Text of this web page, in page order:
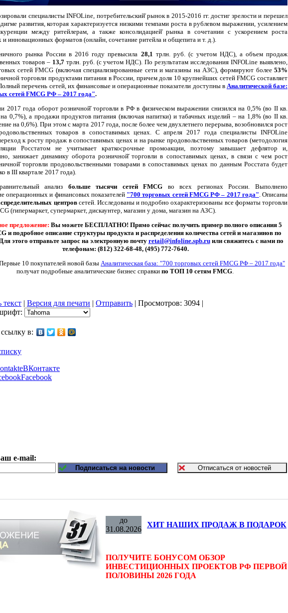
специалисты INFOLine, потребительский̆ рынок в 2015-2016 гг. достиг зрелости и перешел
развития, которая характеризуется низкими темпами роста в рублевом выражении, усилением
между ритейлерам, а также консолидацией̆ рынка в сочетании с ускорением роста
и инновационных форматов (онлайн, сочетание ритейла и общепита и т. д.).
рынка России в 2016 году превысила 28,1 трлн. руб. (с учетом НДС), а объем продаж
товаров – 13,7трлн. руб. (с учетом НДС). По результатам исследования INFOLine выявлено,
сетей FMCG (включая специализированные сети и магазины на АЗС), формируют более 53%
торговли продуктами питания в России, причем доля 10 крупнейших сетей FMCG составляет
перечень сетей, их финансовые и операционные показатели доступны в Аналитической базе:
сетей FMCG РФ – 2017 года".
2017 года оборот розничной̆ торговли в РФ в физическом выражении снизился на 0,5% (во II кв.
0,7%), а продажи продуктов питания (включая напитки) и табачных изделий – на 1,8% (во II кв.
на 0,6%). При этом с марта 2017 года, после более чем двухлетнего перерыва, возобновился рост
товаров в сопоставимых ценах. С апреля 2017 года специалисты INFOLine
к росту продаж в сопоставимых ценах и на рынке продовольственных товаров (методология
Росстатом не учитывает краткосрочные промоакции, поэтому завышает дефлятор и,
занижает динамику оборота розничной̆ торговли в сопоставимых ценах, в связи с чем рост
торговли продовольственными товарами в сопоставимых ценах по данным Росстата будет
в III квартале 2017 года).
анализ больше тысячи сетей FMCG во всех регионах России. Выполнено
операционных и финансовых показателей "700 торговых сетей FMCG РФ – 2017 года". Описаны
центровсетей. Исследованы и подробно охарактеризованы все форматы торговли
(гипермаркет, супермаркет, дискаунтер, магазин у дома, магазин на АЗС).
предложение: Вы можете БЕСПЛАТНО! Прямо сейчас получить пример полного описания 5
и подробное описание структуры продукта и распределения количества сетей и магазинов по
этого отправьте запрос на электронную почту retail@infoline.spb.ruили свяжитесь с нами по
телефонам: (812) 322-68-48, (495) 772-7640.
10 покупателей новой базы Аналитическая база: "700 торговых сетей FMCG РФ – 2017 года"
получат подробные аналитические бизнес справки по ТОП 10 сетям FMCG.
текст | Версия для печати | Отправить | Просмотров: 3094 |
в:
ВКонтакте
Facebook
e-mail:
до
31.08.2026
ХИТ НАШИХ ПРОДАЖ В ПОДАРОК
ПОЛУЧИТЕ БОНУСОМ ОБЗОР
ИНВЕСТИЦИОННЫХ ПРОЕКТОВ РФ ПЕРВОЙ
ПОЛОВИНЫ 2026 ГОДА